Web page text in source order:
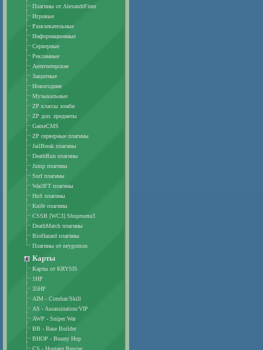
Плагины от AlexandrFiner
Игровые
Развлекательные
Информационные
Серверные
Рекламные
Античитерские
Защитные
Новогодние
Музыкальные
ZP классы зомби
ZP доп. предметы
GameCMS
ZP серверные плагины
JailBreak плагины
DeathRun плагины
Jump плагины
Surf плагины
War3FT плагины
HnS плагины
Knife плагины
CSSB [WC3] Shopmenu3
DeathMatch плагины
BioHazard плагины
Плагины от neygomon
Карты
Карты от KRYSIS
1HP
35HP
AIM - Combat/Skill
AS - Assassination/VIP
AWP - Sniper War
BB - Base Builder
BHOP - Bunny Hop
CS - Hostage Rescue